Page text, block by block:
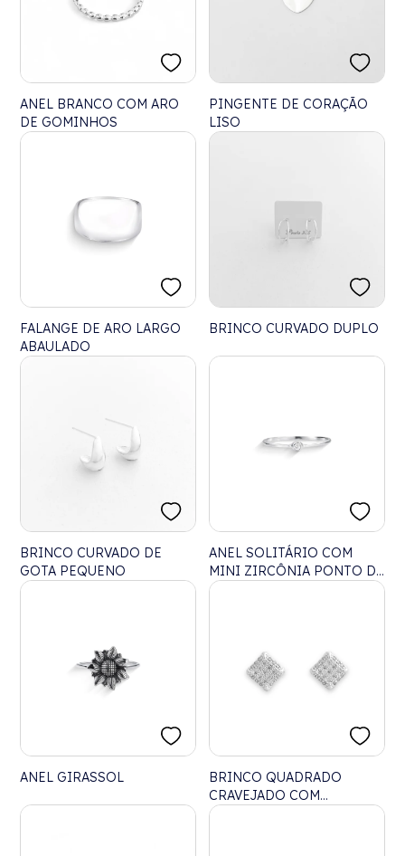
ANEL BRANCO COM ARO
DE GOMINHOS
PINGENTE DE CORAÇÃO
LISO
FALANGE DE ARO LARGO
ABAULADO
BRINCO CURVADO DUPLO
BRINCO CURVADO DE
GOTA PEQUENO
ANEL SOLITÁRIO COM
MINI ZIRCÔNIA PONTO DE
LUZ
ANEL GIRASSOL
BRINCO QUADRADO
CRAVEJADO COM
ZIRCÔNIAS